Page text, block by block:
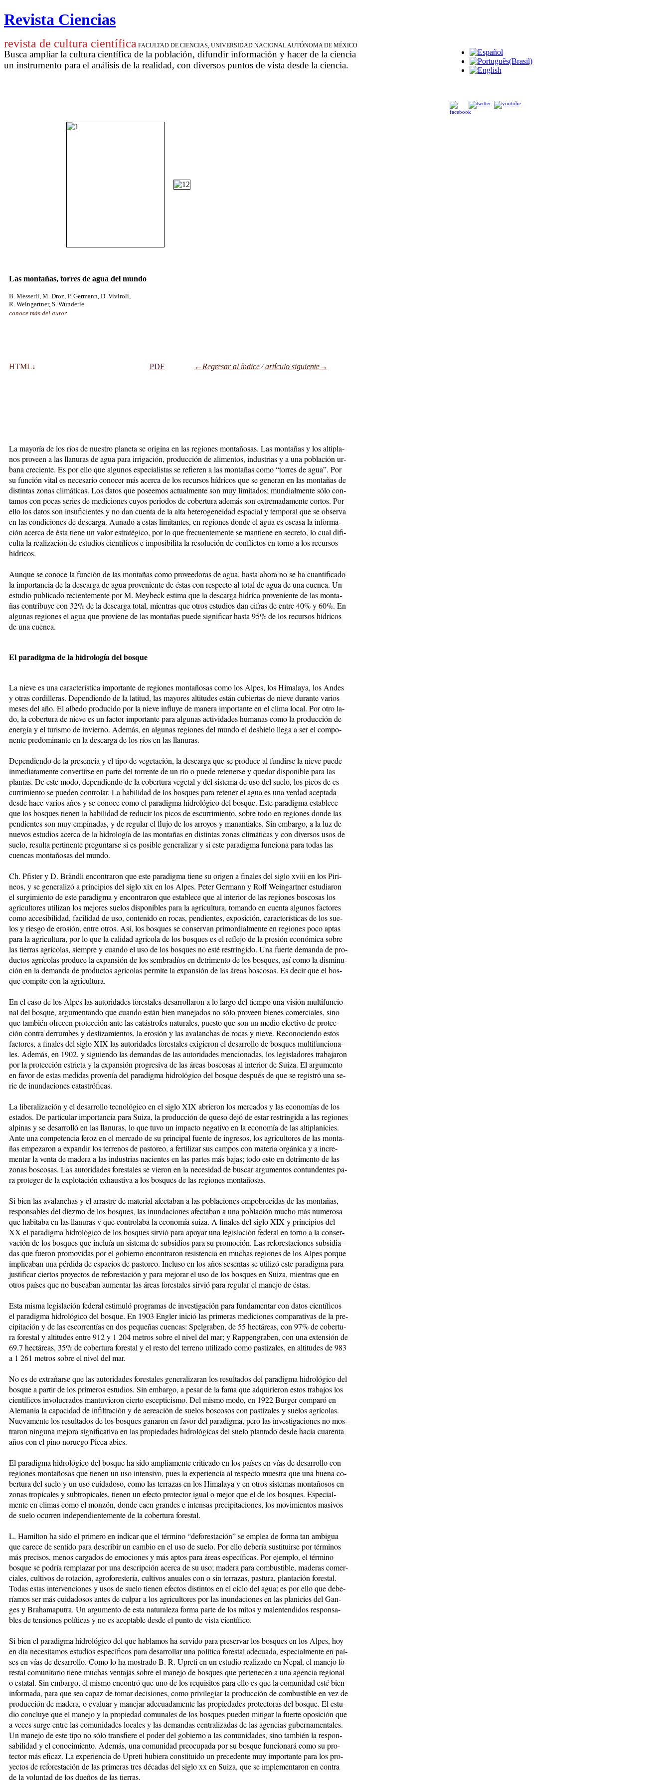
Revista Ciencias
revista de cultura científica FACULTAD DE CIENCIAS, UNIVERSIDAD NACIONAL AUTÓNOMA DE MÉXICO
Busca ampliar la cultura científica de la población, difundir información y hacer de la ciencia
un instrumento para el análisis de la realidad, con diversos puntos de vista desde la ciencia.
Las montañas, torres de agua del mundo
B. Messerli, M. Droz, P. Germann, D. Viviroli,
R. Weingartner, S. Wunderle
conoce más del autor
HTML↓ PDF ← Regresar al índice⁄ artículo siguiente→
La ma­yo­ría de los ríos de nues­tro pla­ne­ta se ori­gi­na en las re­gio­nes mon­ta­ño­sas. Las mon­ta­ñas y los al­ti­pla­
nos pro­veen a las lla­nu­ras de agua pa­ra irri­ga­ción, pro­duc­ción de ali­men­tos, in­dus­trias y a una po­bla­ción ur­
ba­na cre­cien­te. Es por ello que al­gu­nos es­pe­cia­lis­tas se re­fie­ren a las mon­ta­ñas co­mo “to­rres de agua”. Por
su fun­ción vi­tal es ne­ce­sa­rio co­no­cer más acer­ca de los re­cur­sos hí­dri­cos que se ge­ne­ran en las mon­ta­ñas de
dis­tin­tas zo­nas cli­má­ti­cas. Los da­tos que po­see­mos ac­tual­men­te son muy li­mi­ta­dos; mun­dial­men­te só­lo con­
ta­mos con po­cas se­ries de me­di­cio­nes cu­yos pe­rio­dos de co­ber­tu­ra ade­más son ex­tre­ma­da­men­te cor­tos. Por
ello los da­tos son in­su­fi­cien­tes y no dan cuen­ta de la al­ta he­te­ro­ge­nei­dad es­pa­cial y tem­po­ral que se ob­ser­va
en las con­di­cio­nes de des­car­ga. Au­na­do a es­tas li­mi­tan­tes, en re­gio­nes don­de el agua es es­ca­sa la in­for­ma­
ción acer­ca de és­ta tie­ne un va­lor es­tra­té­gi­co, por lo que fre­cuen­te­men­te se man­tie­ne en se­cre­to, lo cual di­fi­
cul­ta la rea­li­za­ción de es­tu­dios cien­tí­fi­cos e im­po­si­bi­li­ta la re­so­lu­ción de con­flic­tos en tor­no a los re­cur­sos
hí­dri­cos.
Aun­que se co­no­ce la fun­ción de las mon­ta­ñas co­mo pro­vee­do­ras de agua, has­ta aho­ra no se ha cuan­ti­fi­ca­do
la im­por­tan­cia de la des­car­ga de agua pro­ve­nien­te de és­tas con res­pec­to al to­tal de agua de una cuen­ca. Un
es­tu­dio pu­bli­ca­do re­cien­te­men­te por M. Mey­beck es­ti­ma que la des­car­ga hí­dri­ca pro­ve­nien­te de las mon­ta­
ñas con­tri­bu­ye con 32% de la des­car­ga to­tal, mien­tras que otros es­tu­dios dan ci­fras de en­tre 40% y 60%. En
al­gu­nas re­gio­nes el agua que pro­vie­ne de las mon­ta­ñas pue­de sig­ni­fi­car has­ta 95% de los re­cur­sos hí­dri­cos
de una cuen­ca.
El pa­ra­dig­ma de la hi­dro­lo­gía del bos­que
La nie­ve es una ca­rac­te­rís­ti­ca im­por­tan­te de re­gio­nes mon­ta­ño­sas co­mo los Al­pes, los Hi­ma­la­ya, los An­des
y otras cor­di­lle­ras. De­pen­dien­do de la la­ti­tud, las ma­yo­res al­ti­tu­des es­tán cu­bier­tas de nie­ve du­ran­te va­rios
me­ses del año. El al­be­do pro­du­ci­do por la nie­ve in­flu­ye de ma­ne­ra im­por­tan­te en el cli­ma lo­cal. Por otro la­
do, la co­ber­tu­­ra de nie­ve es un fac­tor im­por­tan­te pa­ra al­gu­nas ac­ti­vi­da­des hu­ma­nas co­mo la pro­duc­ción de
ener­gía y el tu­ris­mo de in­vier­no. Ade­más, en al­gu­nas re­gio­nes del mun­do el des­hie­lo lle­ga a ser el com­po­
nen­te pre­do­mi­nan­te en la des­car­ga de los ríos en las lla­nu­ras.
De­pen­dien­do de la pre­sen­cia y el ti­po de ve­ge­ta­ción, la des­car­ga que se pro­du­ce al fun­dir­se la nie­ve pue­de
in­me­dia­ta­men­te con­ver­tir­se en par­te del to­rren­te de un río o pue­de re­te­ner­se y que­dar dis­po­ni­ble pa­ra las
plan­tas. De es­te mo­do, de­pen­dien­do de la co­ber­tu­ra ve­ge­tal y del sis­te­ma de uso del sue­lo, los pi­cos de es­
cu­rri­mien­to se pue­den con­tro­lar. La ha­bi­li­dad de los bos­ques pa­ra re­te­ner el agua es una ver­dad acep­ta­da
des­de ha­ce va­rios años y se co­no­ce co­mo el pa­ra­dig­ma hi­dro­ló­gi­co del bos­que. Es­te pa­ra­dig­ma es­ta­ble­ce
que los bos­ques tie­nen la ha­bi­li­dad de re­du­cir los pi­cos de es­cu­rri­mien­to, so­bre to­do en re­gio­nes don­de las
pen­dien­tes son muy em­pi­na­das, y de re­gu­lar el flu­jo de los arro­yos y ma­nan­tia­les. Sin em­bar­go, a la luz de
nue­vos es­tu­dios acer­ca de la hi­dro­lo­gía de las mon­ta­ñas en dis­tin­tas zo­nas cli­má­ti­cas y con di­ver­sos usos de
sue­lo, re­sul­ta per­ti­nen­te pre­gun­tar­se si es po­si­ble ge­ne­ra­li­zar y si es­te pa­ra­dig­ma fun­cio­na pa­ra to­das las
cuen­cas mon­ta­ño­sas del mun­do.
Ch. Pfis­ter y D. Bränd­li en­con­tra­ron que es­te pa­ra­dig­ma tie­ne su ori­gen a fi­na­les del si­glo xviii en los Pi­ri­
neos, y se ge­ne­ra­li­zó a prin­ci­pios del si­glo xix en los Al­pes. Pe­ter Ger­mann y Rolf Wein­gart­ner es­tu­dia­ron
el sur­gi­mien­to de es­te pa­ra­dig­ma y en­con­tra­ron que es­ta­ble­ce que al in­te­rior de las re­gio­nes bos­co­sas los
agri­cul­to­res uti­li­zan los me­jo­res sue­los dis­po­ni­bles pa­ra la agri­cul­tura, to­man­do en cuen­ta al­gu­nos fac­to­res
co­mo ac­ce­si­bi­li­dad, fa­ci­li­dad de uso, con­te­ni­do en ro­cas, pen­dien­tes, ex­po­si­ción, ca­rac­te­rís­ti­cas de los sue­
los y ries­go de ero­sión, en­tre otros. Así, los bos­ques se con­ser­van pri­mor­dial­men­te en re­gio­nes po­co ap­tas
pa­ra la agri­cul­tu­ra, por lo que la ca­li­dad agrí­co­la de los bos­ques es el re­fle­jo de la pre­sión eco­nó­mi­ca so­bre
las tie­rras agrí­co­las, siem­pre y cuan­do el uso de los bos­ques no es­té res­trin­gi­do. Una fuer­te de­man­da de pro­
duc­tos agrí­co­las pro­du­ce la ex­pan­sión de los sem­bra­díos en de­tri­men­to de los bos­ques, así co­mo la dis­mi­nu­
ción en la de­man­da de pro­duc­tos agrí­co­las per­mi­te la ex­pan­sión de las áreas bos­co­sas. Es de­cir que el bos­
que com­pi­te con la agri­cul­tu­ra.
En el ca­so de los Al­pes las au­to­ri­da­des fo­res­ta­les de­sa­rro­lla­ron a lo lar­go del tiem­po una vi­sión mul­ti­fun­cio­
nal del bos­que, ar­gu­men­tan­do que cuan­do es­tán bien ma­ne­ja­dos no só­lo pro­veen bie­nes co­mer­cia­les, si­no
que tam­bién ofre­cen pro­tec­ción an­te las ca­tás­tro­fes na­tu­ra­les, pues­to que son un me­dio efec­ti­vo de pro­tec­
ción con­tra de­rrum­bes y des­li­za­mien­tos, la ero­sión y las ava­lan­chas de ro­cas y nie­ve. Re­co­no­cien­do es­tos
fac­to­res, a fi­na­les del si­glo XIX las au­to­ri­da­des fo­res­ta­les exi­gie­ron el de­sa­rro­­llo de bos­ques mul­ti­fun­cio­na­
les. Ade­más, en 1902, y si­guien­do las de­man­das de las au­to­ri­da­des men­cio­na­das, los le­gis­la­do­res tra­ba­ja­ron
por la pro­tec­ción es­tric­ta y la ex­pan­sión pro­gre­si­va de las áreas bos­co­sas al in­te­rior de Sui­za. El ar­gu­men­to
en fa­vor de es­tas me­di­das pro­ve­nía del pa­ra­dig­ma hi­dro­ló­gi­co del bos­que des­pués de que se re­gis­tró una se­
rie de inun­da­cio­nes ca­tas­tró­ficas.
La li­be­ra­li­za­ción y el de­sa­rro­llo tec­no­ló­gi­co en el si­glo XIX abrie­ron los mer­ca­dos y las eco­no­mías de los
es­ta­dos. De par­ti­cu­lar im­por­tan­cia pa­ra Sui­za, la pro­duc­ción de que­so de­jó de es­tar res­trin­gi­da a las re­gio­nes
al­pi­nas y se de­sa­rro­lló en las lla­nu­ras, lo que tu­vo un im­pac­to ne­ga­ti­vo en la eco­no­mía de las al­ti­pla­ni­cies.
An­te una com­pe­ten­cia fe­roz en el mer­ca­do de su prin­ci­pal fuen­te de in­gre­sos, los agri­cul­to­res de las mon­ta­
ñas em­pe­za­ron a ex­pan­dir los te­rre­nos de pas­to­reo, a fer­ti­li­zar sus cam­pos con ma­te­ria or­gá­ni­ca y a in­cre­
men­tar la ven­ta de ma­de­ra a las in­dus­trias na­cien­tes en las par­tes más ba­jas; to­do es­to en de­tri­men­to de las
zo­nas bos­co­sas. Las au­to­ri­da­des fo­res­ta­les se vie­ron en la ne­ce­si­dad de bus­car ar­gu­men­tos con­tun­den­tes pa­
ra pro­te­ger de la ex­plo­ta­ción ex­haus­ti­va a los bos­ques de las re­gio­nes mon­ta­ñosas.
Si bien las ava­lan­chas y el arras­tre de ma­te­rial afec­ta­ban a las po­bla­cio­nes em­po­bre­ci­das de las mon­ta­ñas,
res­pon­sa­bles del diez­mo de los bos­ques, las inun­da­cio­nes afec­ta­ban a una po­bla­ción mu­cho más nu­me­ro­sa
que ha­bi­ta­ba en las lla­nu­ras y que con­tro­la­ba la eco­no­mía sui­za. A fi­na­les del si­glo XIX y prin­ci­pios del
XX el pa­ra­dig­ma hi­dro­ló­gi­co de los bos­ques sir­vió pa­ra apo­yar una le­gis­la­ción fe­de­ral en tor­no a la con­ser­
va­ción de los bos­ques que in­cluía un sis­te­ma de sub­si­dios pa­ra su pro­mo­ción. Las refo­res­ta­cio­nes sub­si­dia­
das que fue­ron pro­mo­vi­das por el go­bier­no en­con­tra­ron re­sis­ten­cia en mu­chas re­gio­nes de los Al­pes por­que
im­pli­ca­ban una pér­di­da de es­pa­cios de pas­to­reo. In­clu­so en los años se­sen­tas se uti­li­zó es­te pa­ra­dig­ma pa­ra
jus­ti­fi­car cier­tos pro­yec­tos de re­fo­res­ta­ción y para me­jo­rar el uso de los bos­ques en Sui­za, mien­tras que en
otros paí­ses que no bus­ca­ban au­men­tar las áreas fo­res­ta­les sir­vió pa­ra re­gu­lar el ma­ne­jo de és­tas.
Es­ta mis­ma le­gis­la­ción fe­de­ral es­ti­mu­ló pro­gra­mas de in­ves­ti­ga­ción pa­ra fun­da­men­tar con da­tos cien­tí­fi­cos
el pa­ra­dig­ma hi­dro­ló­gi­co del bos­que. En 1903 En­gler ini­ció las pri­me­ras me­di­cio­nes com­pa­ra­ti­vas de la pre­
ci­pi­ta­ción y de las es­co­rren­tías en dos pe­que­ñas cuen­cas: Spel­gra­ben, de 55 hec­tá­reas, con 97% de co­ber­tu­
ra fo­res­tal y al­ti­tu­des en­tre 912 y 1 204 me­tros so­bre el ni­vel del mar; y Rap­pen­gra­ben, con una ex­ten­sión de
69.7 hec­tá­reas, 35% de co­ber­tu­ra fo­res­tal y el res­to del te­rre­no uti­li­za­do co­mo pas­ti­za­les, en al­ti­tu­des de 983
a 1 261 me­tros so­bre el ni­vel del mar.
No es de ex­tra­ñar­se que las au­to­ri­da­des fo­res­ta­les ge­ne­ra­li­za­ran los re­sul­ta­dos del pa­ra­dig­ma hi­dro­ló­gi­co del
bos­que a par­tir de los pri­me­ros es­tu­dios. Sin em­bar­go, a pe­sar de la fa­ma que ad­qui­rie­ron es­tos tra­ba­jos los
cien­tí­fi­cos in­vo­lu­cra­dos man­tu­vie­ron cier­to es­cep­ti­cis­mo. Del mis­mo mo­do, en 1922 Bur­ger com­pa­ró en
Ale­ma­nia la ca­pa­ci­dad de in­fil­tra­ción y de ae­rea­ción de sue­los bos­co­sos con pas­ti­za­les y sue­los agrí­co­las.
Nue­va­men­te los re­sul­ta­dos de los bos­ques ga­na­ron en fa­vor del pa­ra­dig­ma, pe­ro las in­ves­ti­ga­cio­nes no mos­
tra­ron nin­gu­na me­jo­ra sig­ni­fi­ca­ti­va en las pro­pie­da­des hi­dro­ló­gi­cas del sue­lo plan­ta­do des­de ha­cía cua­ren­ta
años con el pi­no no­rue­go Pi­cea abies.
El pa­ra­dig­ma hi­dro­ló­gi­co del bos­que ha si­do am­plia­men­te cri­ti­ca­do en los paí­ses en vías de de­sa­rro­llo con
re­gio­nes mon­ta­ño­sas que tie­nen un uso in­ten­si­vo, pues la ex­pe­rien­cia al res­pec­to mues­tra que una bue­na co­
ber­tu­ra del sue­lo y un uso cui­da­do­so, co­mo las te­rra­zas en los Hi­ma­la­ya y en otros sis­te­mas mon­ta­ño­sos en
zo­nas tro­pi­ca­les y sub­tro­pi­ca­les, tie­nen un efec­to pro­tec­tor igual o me­jor que el de los bos­ques. Es­pe­cial­
men­te en cli­mas co­mo el mon­zón, don­de caen gran­des e in­ten­sas pre­ci­pi­ta­cio­nes, los mo­vi­mien­tos ma­si­vos
de sue­lo ocu­rren in­de­pen­dien­te­men­te de la co­ber­tu­ra fo­res­tal.
L. Ha­mil­ton ha si­do el pri­me­ro en in­di­car que el tér­mi­no “de­fo­res­ta­ción” se em­plea de for­ma tan am­bi­gua
que ca­re­ce de sen­ti­do pa­ra des­cri­bir un cam­bio en el uso de sue­lo. Por ello de­be­ría sus­ti­tuir­se por tér­mi­nos
más pre­ci­sos, me­nos car­ga­dos de emo­cio­nes y más ap­tos para áreas es­pe­cí­fi­cas. Por ejem­plo, el tér­mi­no
bos­que se po­dría rem­pla­zar por una des­crip­ción acer­ca de su uso; ma­de­ra pa­ra com­bus­ti­ble, ma­de­ras co­mer­
cia­les, cul­ti­vos de ro­ta­ción, agro­fo­res­te­ría, cul­ti­vos anua­les con o sin te­rra­zas, pas­tu­ra, plan­ta­ción fo­res­tal.
To­das es­tas in­ter­ven­cio­nes y usos de sue­lo tie­nen efec­tos dis­tin­tos en el ci­clo del agua; es por ello que de­be­
ría­mos ser más cui­da­do­sos an­tes de cul­par a los agri­cul­to­res por las inun­da­cio­nes en las pla­ni­cies del Gan­
ges y Bra­ha­ma­pu­tra. Un ar­gu­men­to de es­ta na­tu­ra­le­za for­ma par­te de los mi­tos y ma­len­ten­di­dos res­pon­sa­
bles de ten­sio­nes po­lí­ti­cas y no es acep­ta­ble des­de el pun­to de vis­ta cien­tí­fi­co.
Si bien el pa­ra­dig­ma hi­dro­ló­gi­co del que ha­bla­mos ha ser­vi­do pa­ra pre­ser­var los bos­ques en los Al­pes, hoy
en día ne­ce­si­ta­mos es­tu­dios es­pe­cí­fi­cos pa­ra de­sa­rro­llar una po­lí­ti­ca fo­res­tal ade­cua­da, es­pe­cial­men­te en paí­
ses en vías de de­sa­rro­llo. Co­mo lo ha mos­tra­do B. R. Upre­ti en un es­tu­dio rea­li­za­do en Ne­pal, el ma­ne­jo fo­
res­tal co­mu­ni­ta­rio tie­ne mu­chas ven­ta­jas so­bre el ma­ne­jo de bos­ques que per­te­ne­cen a una agen­cia re­gio­nal
o es­ta­tal. Sin em­bar­go, él mis­mo en­con­tró que uno de los re­qui­si­tos pa­ra ello es que la co­mu­ni­dad es­té bien
in­for­ma­da, pa­ra que sea ca­paz de to­mar de­ci­sio­nes, co­mo pri­vi­le­giar la pro­duc­ción de com­bus­ti­ble en vez de
pro­duc­ción de ma­de­ra, o eva­luar y ma­ne­jar ade­cua­da­men­te las pro­pie­da­des pro­tec­to­ras del bos­que. El es­tu­
dio con­clu­ye que el ma­ne­jo y la pro­pie­dad co­mu­na­les de los bos­ques pue­den mi­ti­gar la fuer­te opo­si­ción que
a ve­ces sur­ge en­tre las co­mu­ni­da­des lo­ca­les y las de­man­das cen­tra­li­za­das de las agen­cias gu­ber­na­men­ta­les.
Un ma­ne­jo de es­te ti­po no só­lo trans­fie­re el po­der del go­bier­no a las co­mu­ni­da­des, si­no tam­bién la res­pon­
sa­bi­li­dad y el co­no­ci­mien­to. Ade­más, una co­mu­ni­dad preo­cu­pa­da por su bos­que fun­cio­na­rá co­mo su pro­
tec­tor más efi­caz. La ex­pe­rien­cia de Upre­ti hu­bie­ra cons­ti­tui­do un pre­ce­den­te muy im­por­tan­te pa­ra los pro­
yec­tos de re­fo­res­ta­ción de las pri­me­ras tres dé­ca­das del si­glo xx en Sui­za, que se im­ple­men­ta­ron en con­tra
de la vo­lun­tad de los due­ños de las tie­rras.